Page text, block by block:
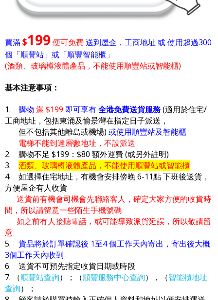
買滿$199 便可免費送到屋企，工商地址 或 使用超過300
個「順豐站」或「順豐智能櫃」
(酒類、玻璃樽液體產品，不能使用順豐站或智能櫃)
基本注意事項：
1. 購物 滿 $199 即可享有全港免費送貨服務(適用於住宅/
工商地址，包括東涌及愉景灣在指定日子派送，
但不包括其他離島或機場) 或使用順豐站及智能櫃
電梯不能到達層數地址，不設派送
2. 購物不足 $199：$80 額外運費 (或另外註明)
3. 酒類、玻璃樽液體產品，不能使用順豐站或智能櫃
4. 如選擇住宅地址，有機會安排傍晚 6-11點 下班後送貨，
方便屋企有人收貨
送貨前有機會司機會先聯絡客人，確定大家方便的收貨時
間，所以請留意一些陌生手機號碼
如之前冇人接聽電話，或可能導致派貨延誤，所以敬請留
意
5. 貨品將於訂單確認後 1至4 個工作天內寄出，寄出後大概
3個工作天內收到
6. 送貨不可預先指定收貨日期或時段
7. （順豐站查詢）；（順豐服務中心查詢），（智能櫃地址
查詢）；